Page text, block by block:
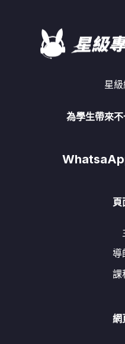
星
為學生帶來
頁
導
課
網